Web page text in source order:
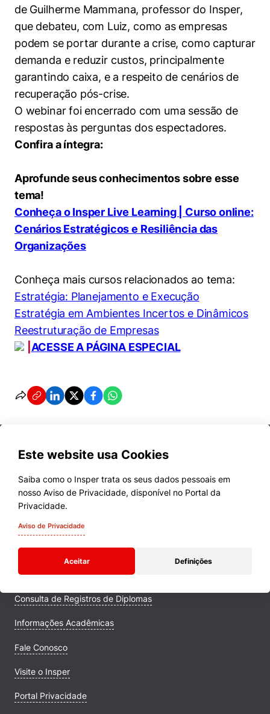
de Guilherme Mammana, professor do Insper,
que debateu, com Luiz, como as empresas
podem se portar durante a crise, como capturar
demanda e reduzir custos, principalmente
garantindo caixa, e a respeito de cenários de
recuperação pós-crise.
O webinar foi encerrado com uma sessão de
respostas às perguntas dos espectadores.
Confira a íntegra:
Aprofunde seus conhecimentos sobre esse
tema!
Conheça o Insper Live Learning | Curso online:
Cenários Estratégicos e Resiliência das
Organizações
Conheça mais cursos relacionados ao tema:
Estratégia: Planejamento e Execução
Estratégia em Ambientes Incertos e Dinâmicos
Reestruturação de Empresas
ACESSE A PÁGINA ESPECIAL
Este website usa Cookies
Saiba como o Insper trata os seus dados pessoais em
nosso Aviso de Privacidade, disponível no Portal da
Privacidade.
Aviso de Privacidade
Aceitar Definições
Cookies estritamente necessários
Cookies de preferências de usuário
Cursos
Quem Somos
Comunidade Transforme
Campus
Consulta de Registros de Diplomas
Informações Acadêmicas
Fale Conosco
Visite o Insper
Portal Privacidade